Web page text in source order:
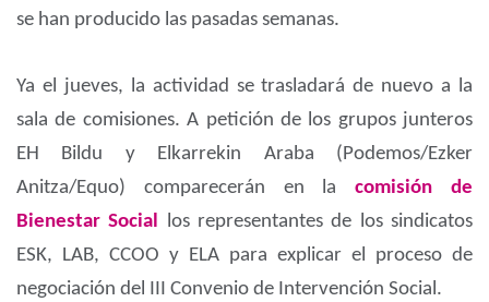
se han producido las pasadas semanas.
Ya el jueves, la actividad se trasladará de nuevo a la
sala de comisiones. A petición de los grupos junteros
EH Bildu y Elkarrekin Araba (Podemos/Ezker
Anitza/Equo) comparecerán en lacomisión de
Bienestar Social los representantes de los sindicatos
ESK, LAB, CCOO y ELA para explicar el proceso de
negociación del III Convenio de Intervención Social.